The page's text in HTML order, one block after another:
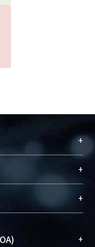
+
永久珍藏及向國際
能量，圖書館整合
）不同功能平
。期能整合研
+
+
+